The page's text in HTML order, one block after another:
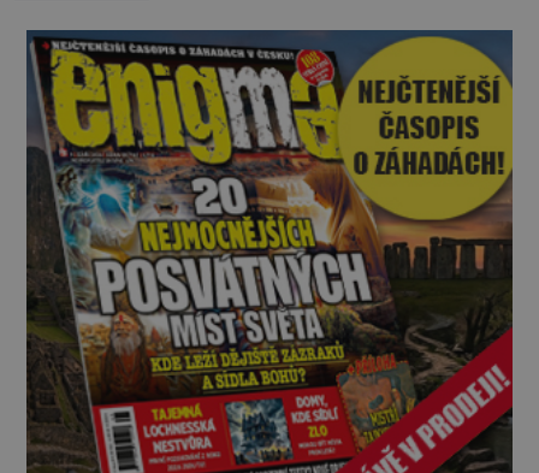
osobností ochraňují? Na hřbitově u kláštera
Milosrdných